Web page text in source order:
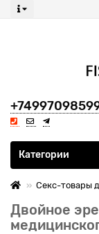
Все категории
Категории
Секс-товары
Двойное